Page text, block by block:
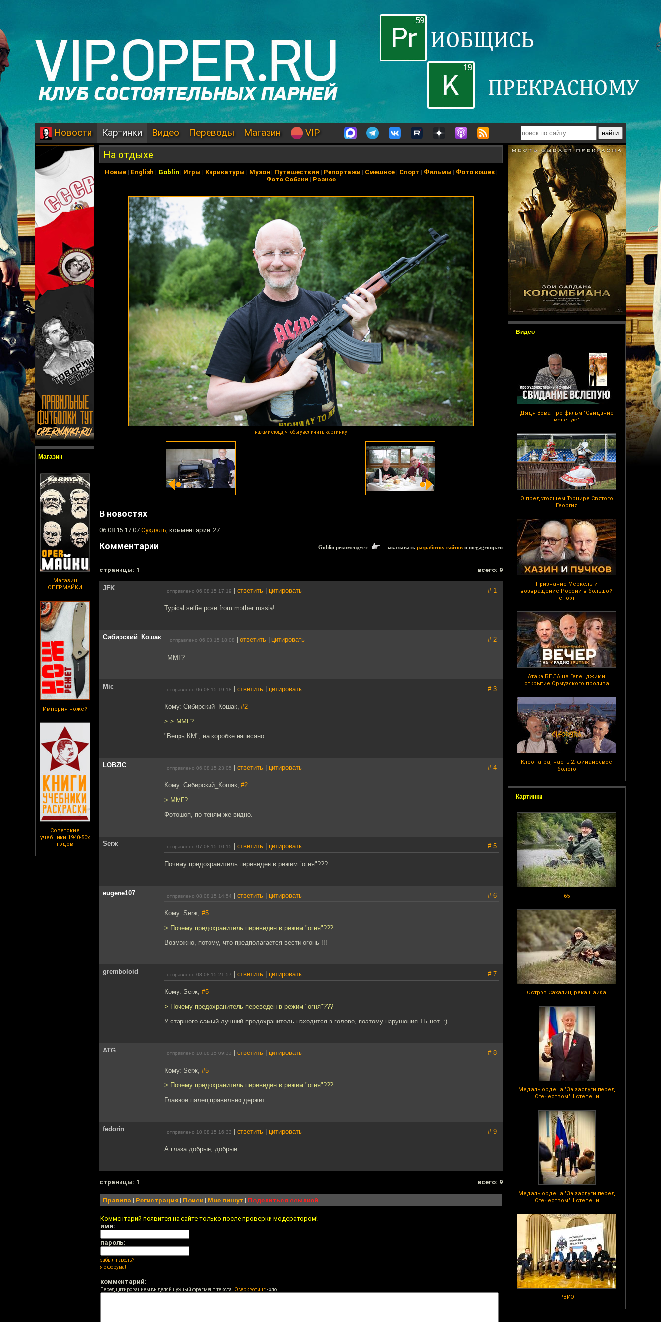
Новости Картинки Видео Переводы Магазин VIP
Магазин
Магазин
ОПЕРМАЙКИ
Империя ножей
Советские
учебники 1940-50х
годов
Видео
Дядя Вова про фильм "Свидание
вслепую"
О предстоящем Турнире Святого
Георгия
Признание Меркель и
возвращение России в большой
спорт
Атака БПЛА на Геленджик и
открытие Ормузского пролива
Клеопатра, часть 2: финансовое
болото
Картинки
65
Остров Сахалин, река Найба
Медаль ордена "За заслуги перед
Отечеством" II степени
Медаль ордена "За заслуги перед
Отечеством" II степени
РВИО
На отдыхе
Новые| English | Goblin | Игры | Карикатуры | Музон | Путешествия | Репортажи | Смешное| Спорт | Фильмы | Фото кошек|
Фото Собаки | Разное
нажми сюда, чтобы увеличить картинку
В новостях
06.08.15 17:07 Суздаль, комментарии: 27
Комментарии Goblin рекомендует заказывать разработку сайтов в megagroup.ru
cтраницы: 1 всего: 9
JFK отправлено 06.08.15 17:19 ответить цитировать # 1
Typical selfie pose from mother russia!
Сибирский_Кошак отправлено 06.08.15 18:08 ответить цитировать # 2
ММГ?
Mic отправлено 06.08.15 19:18 ответить цитировать # 3
Кому: Сибирский_Кошак, #2
> > ММГ?
"Вепрь КМ", на коробке написано.
LOBZIC отправлено 06.08.15 23:05 ответить цитировать # 4
Кому: Сибирский_Кошак, #2
> ММГ?
Фотошоп, по теням же видно.
Serж отправлено 07.08.15 10:15 ответить цитировать # 5
Почему предохранитель переведен в режим "огня"???
eugene107 отправлено 08.08.15 14:54 ответить цитировать # 6
Кому: Serж, #5
> Почему предохранитель переведен в режим "огня"???
Возможно, потому, что предполагается вести огонь !!!
gremboloid отправлено 08.08.15 21:57 ответить цитировать # 7
Кому: Serж, #5
> Почему предохранитель переведен в режим "огня"???
У старшого самый лучший предохранитель находится в голове, поэтому нарушения ТБ нет. :)
ATG отправлено 10.08.15 09:33 ответить цитировать # 8
Кому: Serж, #5
> Почему предохранитель переведен в режим "огня"???
Главное палец правильно держит.
fedorin отправлено 10.08.15 16:33 ответить цитировать # 9
А глаза добрые, добрые....
cтраницы: 1 всего: 9
Правила | Регистрация | Поиск| Мне пишут | Поделиться ссылкой
Комментарий появится на сайте только после проверки модератором!
имя:
пароль:
забыл пароль?
я с форума!
комментарий:
Перед цитированием выделяй нужный фрагмент текста. Оверквотинг- зло.